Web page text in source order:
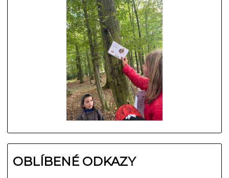
OBLÍBENÉ ODKAZY